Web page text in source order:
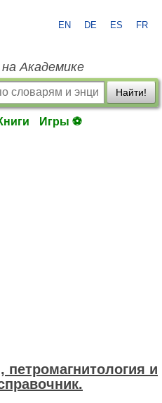
EN DE ES FR
Академике
Найти!
Игры ⚽
петромагнитология и